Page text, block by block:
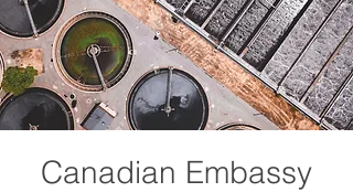
Canadian Embassy